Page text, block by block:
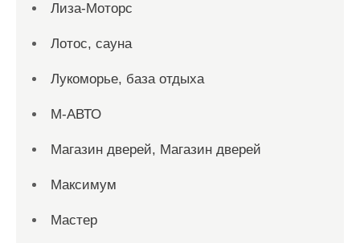
Лиза-Моторс
Лотос, сауна
Лукоморье, база отдыха
М-АВТО
Магазин дверей, Магазин дверей
Максимум
Мастер